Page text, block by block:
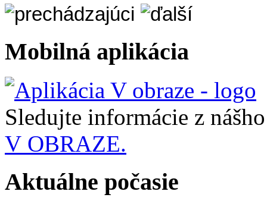
Mobilná aplikácia
Sledujte informácie z
V OBRAZE.
Aktuálne počasie